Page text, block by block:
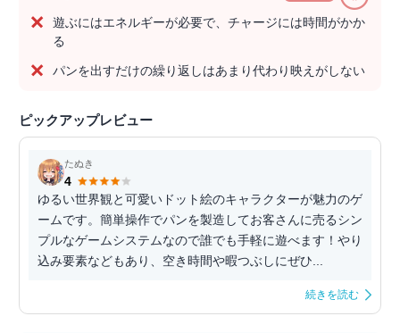
遊ぶにはエネルギーが必要で、チャージには時間がかか
る
パンを出すだけの繰り返しはあまり代わり映えがしない
ピックアップレビュー
たぬき
4
ゆるい世界観と可愛いドット絵のキャラクターが魅力のゲ
ームです。簡単操作でパンを製造してお客さんに売るシン
プルなゲームシステムなので誰でも手軽に遊べます！やり
込み要素などもあり、空き時間や暇つぶしにぜひ...
続きを読む